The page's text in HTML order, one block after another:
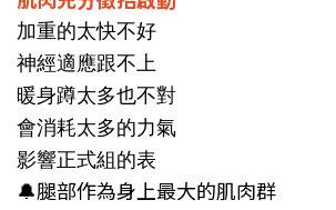
加重的太快不好
神經適應跟不上
暖身蹲太多也不對
會消耗太多的力氣
影響正式組的表
🔔腿部作為身上最大的肌肉群